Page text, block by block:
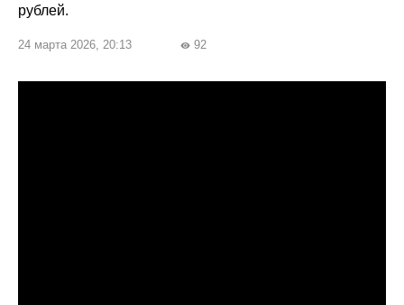
рублей.
24 марта 2026, 20:13 visibility 92